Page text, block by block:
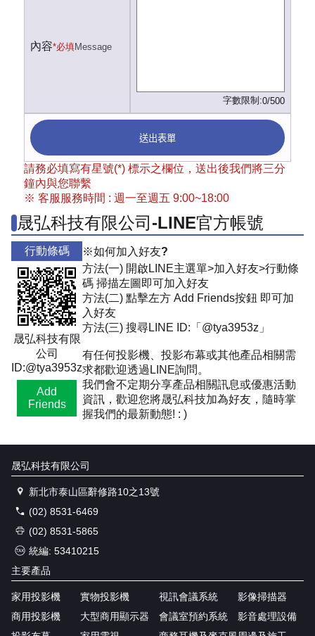
內容*必填Message
字數限制:0/500
送出表單
請務必填寫有星號(*) 標示之欄位，送出後我們將三分
鐘內與您聯繫
※ 客服服務時間 : 週一至週五 9:00~18:00
晟弘科技有限公司-LINE官方帳號
行動條碼
晟弘科技有限
公司
ID:@tya3953z
Add
Friends
※如何加入好友?
方法(一) 開啟LINE主選單>加入好友>行動條
碼 掃描左圖即可加入好友
方法(二) 點擊左方 Add Friends按鈕 即可加
入好友
方法(三) 搜尋LINE ID:「@tya3953z」
有任何投影機、投影布幕或其他產品相關需
求都歡迎透過LINE詢問。
我們會不定期分享產品相關訊息或優惠活動
資訊，歡迎您將晟弘科技加為好友，隨時掌
握我們的最新動態! : )
晟弘科技有限公司
新北市泰山區辭修路10之13號
(02) 8531-6469
(02) 8531-5865
統編: 53410215
主要產品
家用投影機
商用投影機
實物投影機
大型商用顯示器
視訊會議系統
會議室預約系統
影像掃描器
影音處理設備